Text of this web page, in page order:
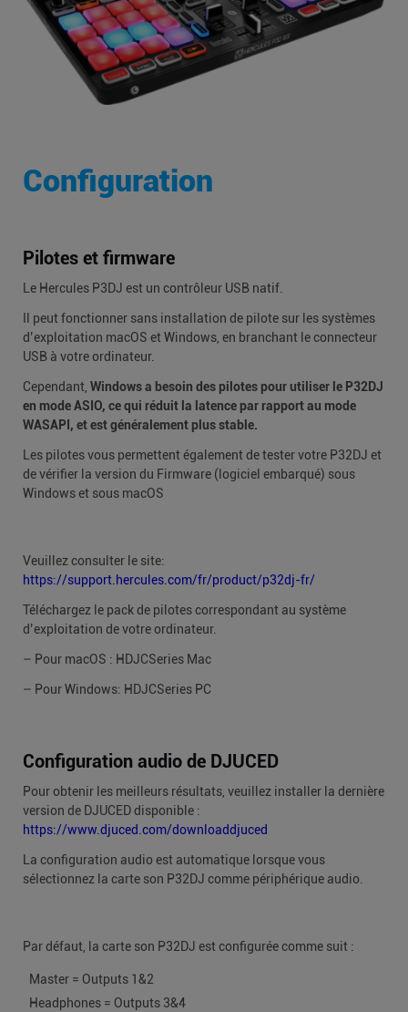
Configuration
Pilotes et firmware
Le Hercules P3DJ est un contrôleur USB natif.
Il peut fonctionner sans installation de pilote sur les systèmes
d’exploitation macOS et Windows, en branchant le connecteur
USB à votre ordinateur.
Cependant, Windows a besoin des pilotes pour utiliser le P32DJ
en mode ASIO, ce qui réduit la latence par rapport au mode
WASAPI, et est généralement plus stable.
Les pilotes vous permettent également de tester votre P32DJ et
de vérifier la version du Firmware (logiciel embarqué) sous
Windows et sous macOS
Veuillez consulter le site:
https://support.hercules.com/fr/product/p32dj-fr/
Téléchargez le pack de pilotes correspondant au système
d’exploitation de votre ordinateur.
– Pour macOS : HDJCSeries Mac
– Pour Windows: HDJCSeries PC
Configuration audio de DJUCED
Pour obtenir les meilleurs résultats, veuillez installer la dernière
version de DJUCED disponible :
https://www.djuced.com/downloaddjuced
La configuration audio est automatique lorsque vous
sélectionnez la carte son P32DJ comme périphérique audio.
Par défaut, la carte son P32DJ est configurée comme suit :
Master = Outputs 1&2
Headphones = Outputs 3&4